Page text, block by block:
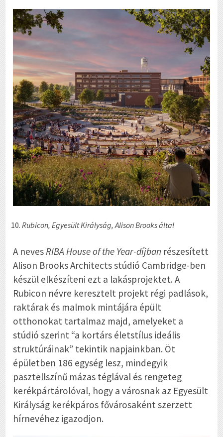
Rubicon, Egyesült Királyság, Alison Brooks által
A nevesRIBA House of the Year-díjban részesített
Alison Brooks Architects stúdió Cambridge-ben
készül elkészíteni ezt a lakásprojektet. A
Rubicon névre keresztelt projekt régi padlások,
raktárak és malmok mintájára épült
otthonokat tartalmaz majd, amelyeket a
stúdió szerint “a kortárs életstílus ideális
struktúráinak” tekintik napjainkban. Öt
épületben 186 egység lesz, mindegyik
pasztellszínű mázas téglával és rengeteg
kerékpártárolóval, hogy a városnak az Egyesült
Királyság kerékpáros fővárosaként szerzett
hírnevéhez igazodjon.